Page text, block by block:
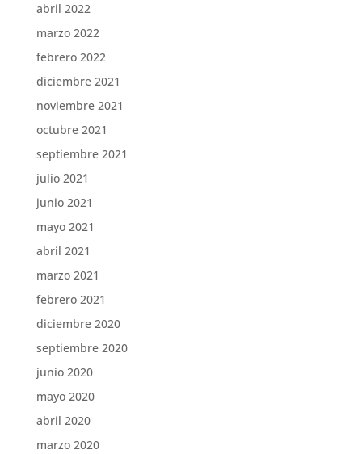
abril 2022
marzo 2022
febrero 2022
diciembre 2021
noviembre 2021
octubre 2021
septiembre 2021
julio 2021
junio 2021
mayo 2021
abril 2021
marzo 2021
febrero 2021
diciembre 2020
septiembre 2020
junio 2020
mayo 2020
abril 2020
marzo 2020